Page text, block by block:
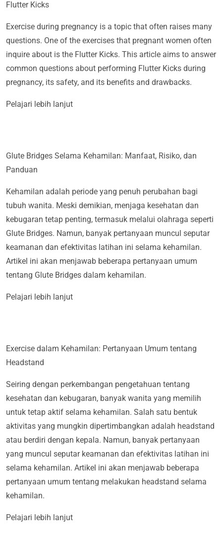
Flutter Kicks
Exercise during pregnancy is a topic that often raises many
questions. One of the exercises that pregnant women often
inquire about is the Flutter Kicks. This article aims to answer
common questions about performing Flutter Kicks during
pregnancy, its safety, and its benefits and drawbacks.
Pelajari lebih lanjut
Glute Bridges Selama Kehamilan: Manfaat, Risiko, dan
Panduan
Kehamilan adalah periode yang penuh perubahan bagi
tubuh wanita. Meski demikian, menjaga kesehatan dan
kebugaran tetap penting, termasuk melalui olahraga seperti
Glute Bridges. Namun, banyak pertanyaan muncul seputar
keamanan dan efektivitas latihan ini selama kehamilan.
Artikel ini akan menjawab beberapa pertanyaan umum
tentang Glute Bridges dalam kehamilan.
Pelajari lebih lanjut
Exercise dalam Kehamilan: Pertanyaan Umum tentang
Headstand
Seiring dengan perkembangan pengetahuan tentang
kesehatan dan kebugaran, banyak wanita yang memilih
untuk tetap aktif selama kehamilan. Salah satu bentuk
aktivitas yang mungkin dipertimbangkan adalah headstand
atau berdiri dengan kepala. Namun, banyak pertanyaan
yang muncul seputar keamanan dan efektivitas latihan ini
selama kehamilan. Artikel ini akan menjawab beberapa
pertanyaan umum tentang melakukan headstand selama
kehamilan.
Pelajari lebih lanjut